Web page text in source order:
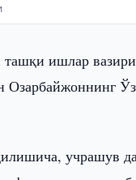
ташқи ишлар
Озарбайжоннинг
учрашув